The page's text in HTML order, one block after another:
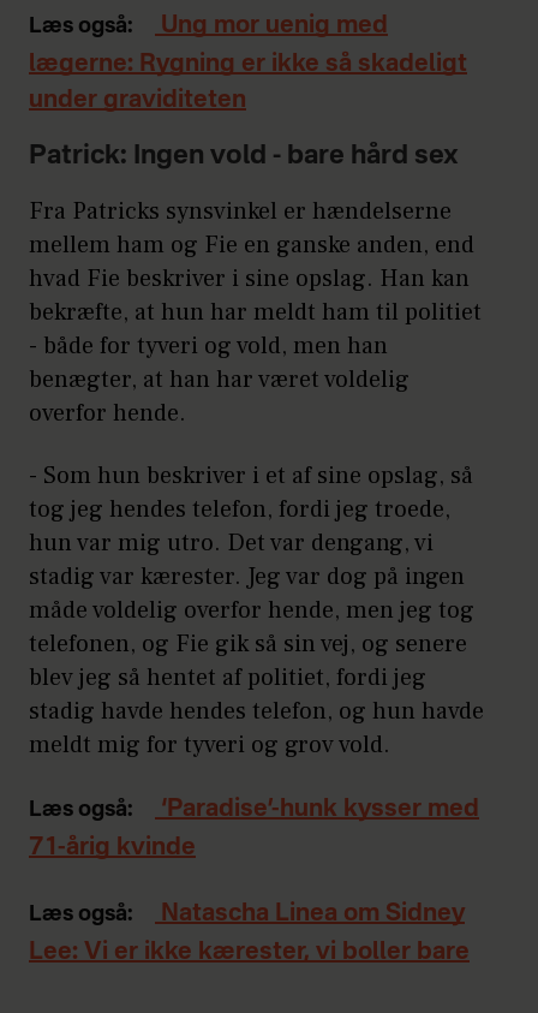
Læs også:
Ung mor uenig med
lægerne: Rygning er ikke så skadeligt
under graviditeten
Patrick: Ingen vold - bare hård sex
Fra Patricks synsvinkel er hændelserne
mellem ham og Fie en ganske anden, end
hvad Fie beskriver i sine opslag. Han kan
bekræfte, at hun har meldt ham til politiet
- både for tyveri og vold, men han
benægter, at han har været voldelig
overfor hende.
- Som hun beskriver i et af sine opslag, så
tog jeg hendes telefon, fordi jeg troede,
hun var mig utro. Det var dengang, vi
stadig var kærester. Jeg var dog på ingen
måde voldelig overfor hende, men jeg tog
telefonen, og Fie gik så sin vej, og senere
blev jeg så hentet af politiet, fordi jeg
stadig havde hendes telefon, og hun havde
meldt mig for tyveri og grov vold.
Læs også:
‘Paradise’-hunk kysser med
71-årig kvinde
Læs også:
Natascha Linea om Sidney
Lee: Vi er ikke kærester, vi boller bare